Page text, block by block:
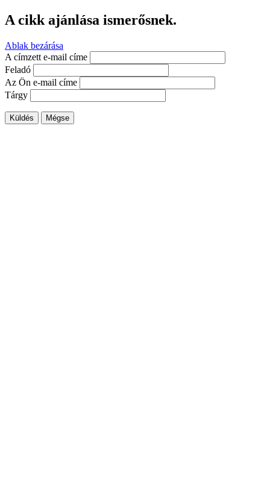
A cikk ajánlása ismerősnek.
Ablak bezárása
A címzett e-mail címe
Feladó
Az Ön e-mail címe
Tárgy
Küldés Mégse